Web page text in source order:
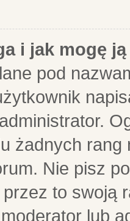
i jak mogę
pod
żadnych
Nie pisz
to swoją
lub